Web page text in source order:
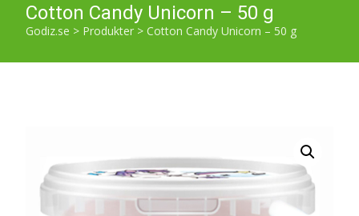
Cotton Candy Unicorn – 50 g
Godiz.se > Produkter > Cotton Candy Unicorn – 50 g